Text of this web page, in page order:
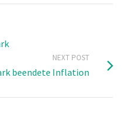
NEXT POST
beendete Inflation